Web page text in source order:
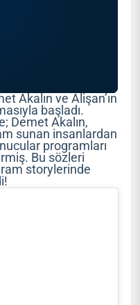
Akalın ve Alişan’ın
başladı.
Demet Akalın,
sunan insanlardan
programları
Bu sözleri
storylerinde